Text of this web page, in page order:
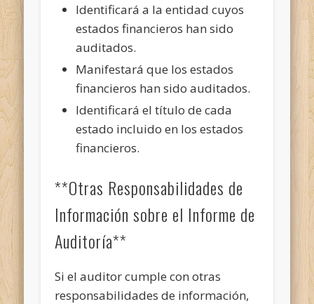
Identificará a la entidad cuyos
estados financieros han sido
auditados.
Manifestará que los estados
financieros han sido auditados.
Identificará el título de cada
estado incluido en los estados
financieros.
**Otras Responsabilidades de
Información sobre el Informe de
Auditoría**
Si el auditor cumple con otras
responsabilidades de información,